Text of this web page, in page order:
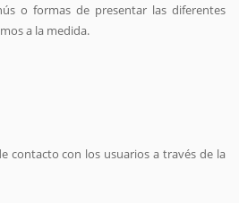
o formas de presentar las diferentes
a la medida.
contacto con los usuarios a través de la